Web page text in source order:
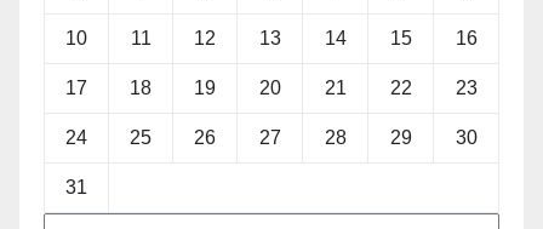
10 11 12 13 14 15 16
17 18 19 20 21 22 23
24 25 26 27 28 29 30
31